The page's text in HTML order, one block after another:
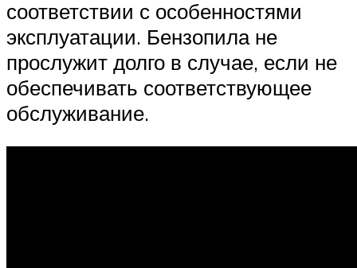
соответствии с особенностями
эксплуатации. Бензопила не
прослужит долго в случае, если не
обеспечивать соответствующее
обслуживание.